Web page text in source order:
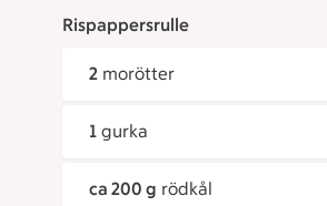
Rispappersrulle
2 morötter
1 gurka
ca 200 g rödkål